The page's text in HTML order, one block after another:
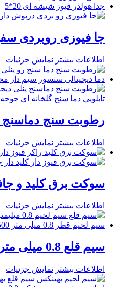
جا فیوزی روبردی
اطلاعات بیشتر نمایش جزئیات
رطوبت سنج دماسنج
اطلاعات بیشتر نمایش جزئیات
سوکت برق کلید و
اطلاعات بیشتر نمایش جزئیات
سیم قلع 0.8 میلی متر 500 گرمی
اطلاعات بیشتر نمایش جزئیات